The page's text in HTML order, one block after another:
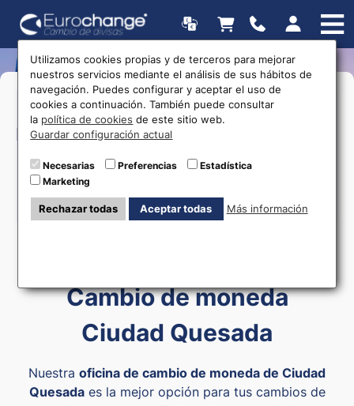
Horarios
>Lunes:09:30 a 17:00
>Martes Miércoles y Jueves:
17:00
>Sábado:10:00 a 14:00
615 403 877
Cambio de moneda
Ciudad Quesada
Nuestra oficina de cambio de moneda de Ciudad
Quesadaes la mejor opción para tus cambios de
Utilizamos cookies propias y de terceros para mejorar
nuestros servicios mediante el análisis de sus hábitos de
navegación. Puedes configurar y aceptar el uso de
cookies a continuación. También puede consultar
la política de cookies de este sitio web.
Guardar configuración actual
Necesarias Preferencias
Estadística
Marketing
Rechazar todas Aceptar todas Más información